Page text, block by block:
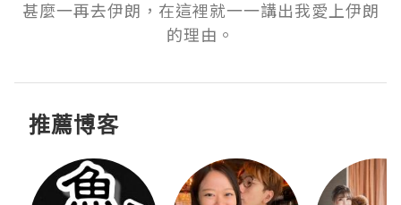
甚麼一再去伊朗，在這裡就一一講出我愛上伊朗
的理由。
推薦博客